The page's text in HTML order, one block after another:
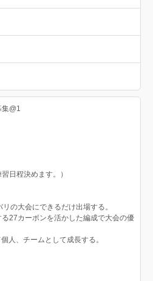
@1
日程決めます。）
の大会にできるだけ出場する。
27カーボンを活かした編成で大会の優
人、チームとして成長する。